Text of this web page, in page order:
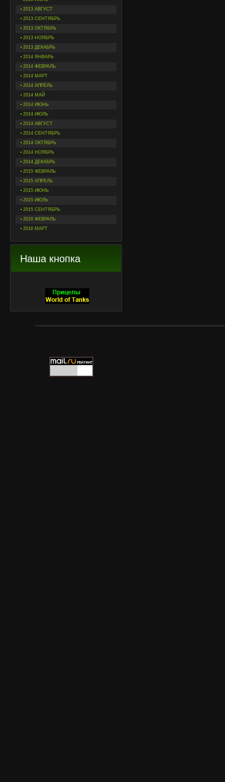
2013 АВГУСТ
2013 СЕНТЯБРЬ
2013 ОКТЯБРЬ
2013 НОЯБРЬ
2013 ДЕКАБРЬ
2014 ЯНВАРЬ
2014 ФЕВРАЛЬ
2014 МАРТ
2014 АПРЕЛЬ
2014 МАЙ
2014 ИЮНЬ
2014 ИЮЛЬ
2014 АВГУСТ
2014 СЕНТЯБРЬ
2014 ОКТЯБРЬ
2014 НОЯБРЬ
2014 ДЕКАБРЬ
2015 ФЕВРАЛЬ
2015 АПРЕЛЬ
2015 ИЮНЬ
2015 ИЮЛЬ
2015 СЕНТЯБРЬ
2016 ФЕВРАЛЬ
2016 МАРТ
Наша кнопка